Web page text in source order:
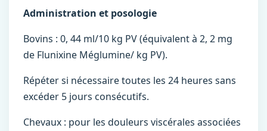
Administration et posologie
Bovins : 0, 44 ml/10 kg PV (équivalent à 2, 2 mg
de Flunixine Méglumine/ kg PV).
Répéter si nécessaire toutes les 24 heures sans
excéder 5 jours consécutifs.
Chevaux : pour les douleurs viscérales associées